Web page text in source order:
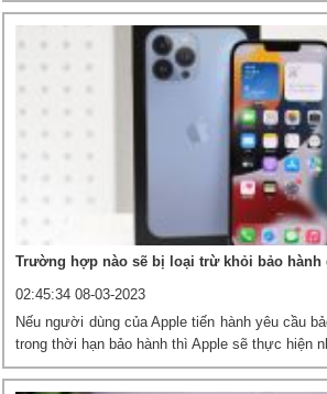
Trường hợp nào sẽ bị loại trừ khỏi bảo hành
02:45:34 08-03-2023
Nếu người dùng của Apple tiến hành yêu cầu
trong thời hạn bảo hành thì Apple sẽ thực hiện